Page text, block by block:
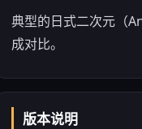
典型的日式二次元（
成对比。
版本说明